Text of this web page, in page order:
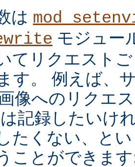
は
モジュー
てリクエスト
す。 例えば、
像へのリクエ
記録したいけ
たくない、と
ことができま